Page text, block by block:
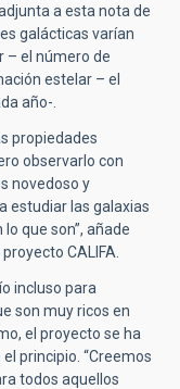
a esta nota de
galácticas varían
– el número de
estelar – el
año-.
propiedades
observarlo con
novedoso y
estudiar las galaxias
que son”, añade
CALIFA.
incluso para
son muy ricos en
el proyecto se ha
principio. “Creemos
todos aquellos